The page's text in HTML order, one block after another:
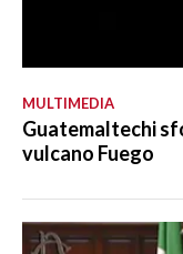
MULTIMEDIA
Guatemaltechi
vulcano Fuego